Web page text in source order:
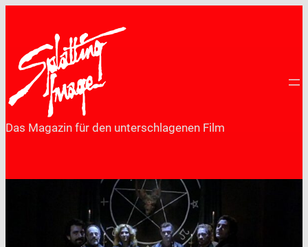
springen
Das Magazin für den unterschlagenen Film